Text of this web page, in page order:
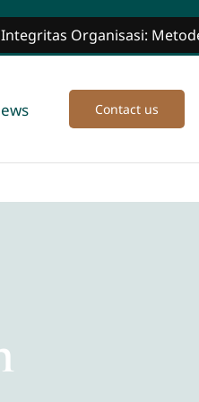
Metode Pengukuran,
Contact us